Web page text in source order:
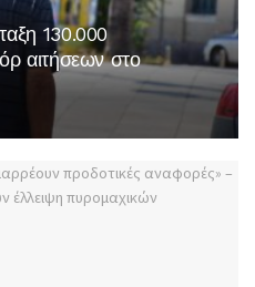
130.000
αιτήσεων στο